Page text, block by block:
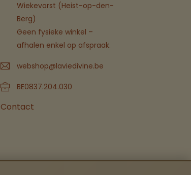
Wiekevorst (Heist-op-den-
Berg)
Geen fysieke winkel –
afhalen enkel op afspraak.
webshop@laviedivine.be
BE0837.204.030
Contact